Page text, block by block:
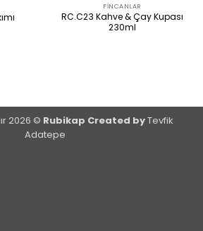
FINCANLAR
RC.C23 Kahve & Çay Kupası
230ml
2026 © Rubikap Created byTevfik
Adatepe